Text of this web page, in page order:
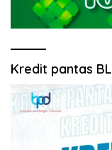
Kredit pantas BL